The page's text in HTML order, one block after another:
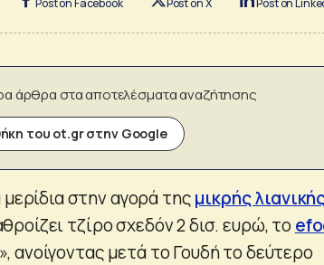
άρθρα στα αποτελέσματα αναζήτησης
του ot.gr στην Google
στην αγορά τηςμικρής
τζίρο σχεδόν 2 δισ. ευρώ, το
ανοίγοντας μετά το Γουδή το δεύτερο